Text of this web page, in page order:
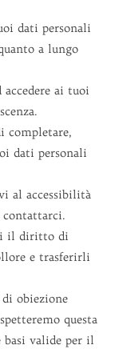
dati personali
a lungo
ai tuoi
dati personali
al accessibilità
contattarci.
il diritto di
e trasferirli
obiezione
questa
basi valide per il